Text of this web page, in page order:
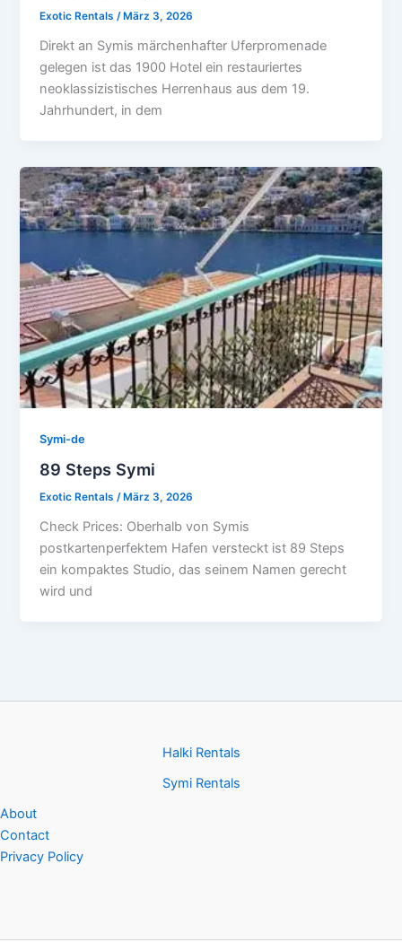
Exotic Rentals/ März 3, 2026
Direkt an Symis märchenhafter Uferpromenade
gelegen ist das 1900 Hotel ein restauriertes
neoklassizistisches Herrenhaus aus dem 19.
Jahrhundert, in dem
Symi-de
89 Steps Symi
Exotic Rentals/ März 3, 2026
Check Prices: Oberhalb von Symis
postkartenperfektem Hafen versteckt ist 89 Steps
ein kompaktes Studio, das seinem Namen gerecht
wird und
Halki Rentals
Symi Rentals
About
Contact
Privacy Policy